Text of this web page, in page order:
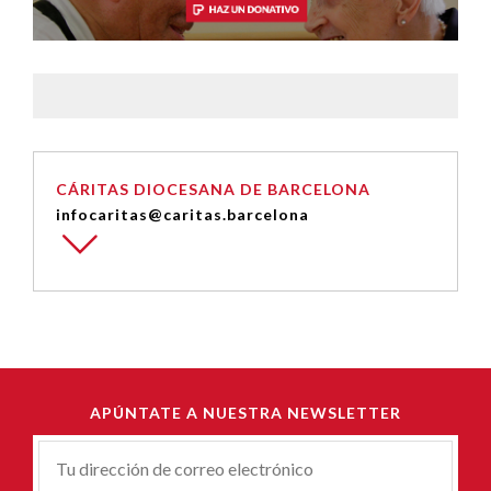
CÁRITAS DIOCESANA DE BARCELONA
infocaritas@caritas.barcelona
APÚNTATE A NUESTRA NEWSLETTER
Correu-